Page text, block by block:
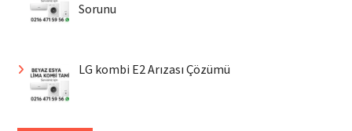
Sorunu
LG kombi E2 Arızası Çözümü